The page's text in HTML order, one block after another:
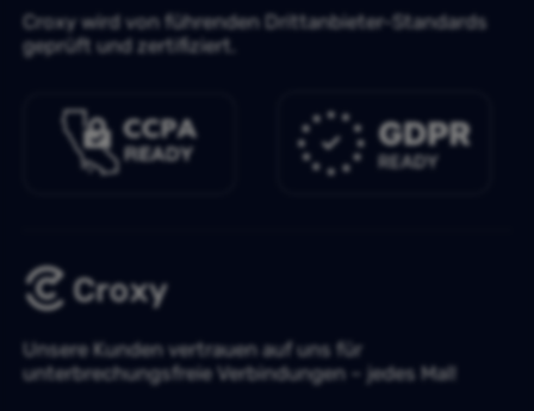
Croxy wird von führenden Drittanbieter-Standards
geprüft und zertifiziert.
Unsere Kunden vertrauen auf uns für
unterbrechungsfreie Verbindungen – jedes Mal!